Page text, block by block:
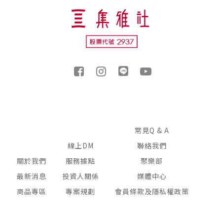
關於我們
最新消息
商品專區
線上DM
服務據點
投資人關係
專案規劃
常見Q & A
聯絡我們
聚樂部
媒體中心
會員條款及隱私權政策